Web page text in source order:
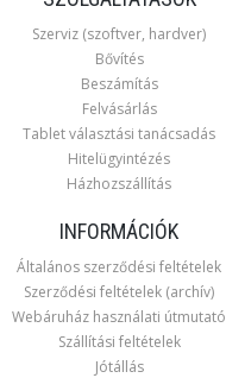
Szerviz (szoftver, hardver)
Bővítés
Beszámítás
Felvásárlás
Tablet választási tanácsadás
Hitelügyintézés
Házhozszállítás
INFORMÁCIÓK
Általános szerződési feltételek
Szerződési feltételek (archív)
Webáruház használati útmutató
Szállítási feltételek
Jótállás